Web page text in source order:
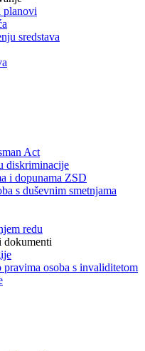
planovi
sredstava
Act
diskriminacije
i dopunama ZSD
s duševnim smetnjama
redu
dokumenti
osoba s invaliditetom